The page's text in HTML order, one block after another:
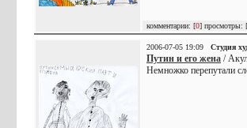
комментарии: [0] просмотры: [
2006-07-05 19:09 Студия
Путин и его жена /
Немножко перепутали